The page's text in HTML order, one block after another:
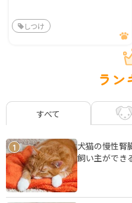
しつけ
ラン
すべて
1
犬猫の慢性腎
飼い主ができ